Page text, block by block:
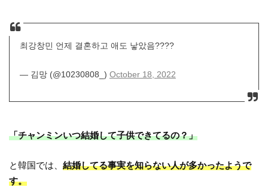
최강창민 언제 결혼하고 애도 낳았음????
— 김망 (@10230808_) October 18, 2022
「チャンミンいつ結婚して子供できてるの？」
と韓国では、結婚してる事実を知らない人が多かったようで
す。